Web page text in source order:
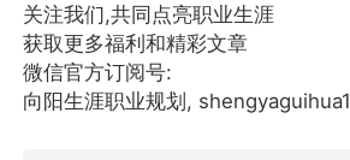
关注我们,共同点亮职业生涯
获取更多福利和精彩文章
微信官方订阅号:
向阳生涯职业规划, shengyaguihua1